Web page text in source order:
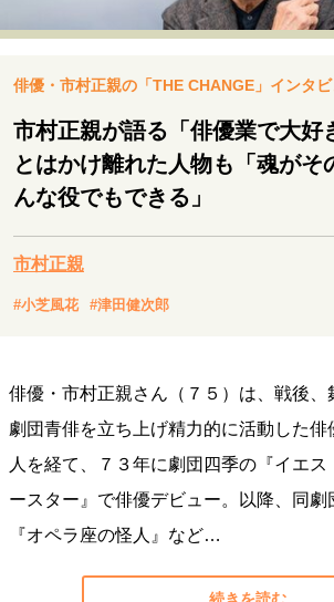
運命を変えた出会い 決断の裏側
表現者の葛藤
人生が動いた日
セカンドキャリアの描き方
夢を掴む選択
経営・ビジネス
リーダーの流儀 変革の原動力
トップが描く未来
俳優・市村正親の「THE CHANGE」インタ
市村正親が語る「俳優業で大好
とはかけ離れた人物も「魂がそ
んな役でもできる」
市村正親
#小芝風花 #津田健次郎
俳優・市村正親さん（７５）は、戦後、
劇団青俳を立ち上げ精力的に活動した俳
人を経て、７３年に劇団四季の『イエ
ースター』で俳優デビュー。以降、同劇
『オペラ座の怪人』など…